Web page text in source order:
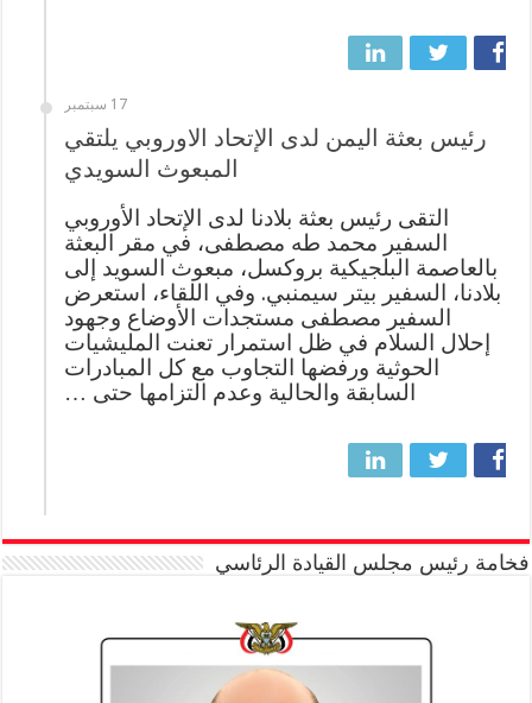
17 سبتمبر
رئيس بعثة اليمن لدى الإتحاد الاوروبي يلتقي
المبعوث السويدي
التقى رئيس بعثة بلادنا لدى الإتحاد الأوروبي
السفير محمد طه مصطفى، في مقر البعثة
بالعاصمة البلجيكية بروكسل، مبعوث السويد إلى
بلادنا، السفير بيتر سيمنبي. وفي اللقاء، استعرض
السفير مصطفى مستجدات الأوضاع وجهود
إحلال السلام في ظل استمرار تعنت المليشيات
الحوثية ورفضها التجاوب مع كل المبادرات
السابقة والحالية وعدم التزامها حتى …
فخامة رئيس مجلس القيادة الرئاسي